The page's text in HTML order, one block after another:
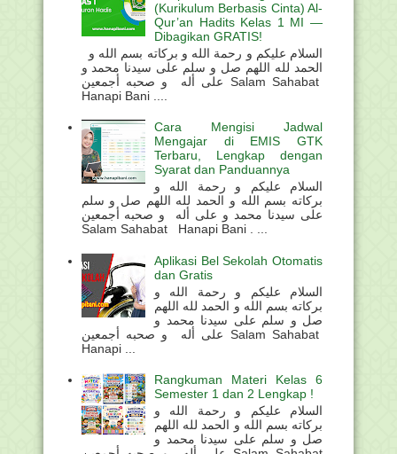
(Kurikulum Berbasis Cinta) Al-
Qur’an Hadits Kelas 1 MI —
Dibagikan GRATIS!
الحمد لله اللهم صل و سلم على سيدنا محمد و
على أله و صحبه أجمعين Salam Sahabat
Hanapi Bani ....
Cara Mengisi Jadwal
Mengajar di EMIS GTK
Terbaru, Lengkap dengan
Syarat dan Panduannya
السلام عليكم و رحمة الله و
بركاته بسم الله و الحمد لله اللهم صل و سلم
على سيدنا محمد و على أله و صحبه أجمعين
Salam Sahabat Hanapi Bani . ...
Aplikasi Bel Sekolah Otomatis
dan Gratis
السلام عليكم و رحمة الله و
بركاته بسم الله و الحمد لله اللهم
صل و سلم على سيدنا محمد و
على أله و صحبه أجمعين Salam Sahabat
Hanapi ...
Rangkuman Materi Kelas 6
Semester 1 dan 2 Lengkap !
السلام عليكم و رحمة الله و
بركاته بسم الله و الحمد لله اللهم
صل و سلم على سيدنا محمد و